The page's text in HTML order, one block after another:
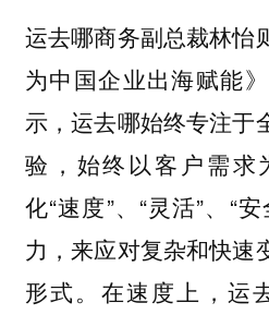
运去哪商务副总裁林怡
为中国企业出海赋能
示，运去哪始终专注于
验，始终以客户需求
化“速度”、“灵活”、“
力，来应对复杂和快速
形式。在速度上，运